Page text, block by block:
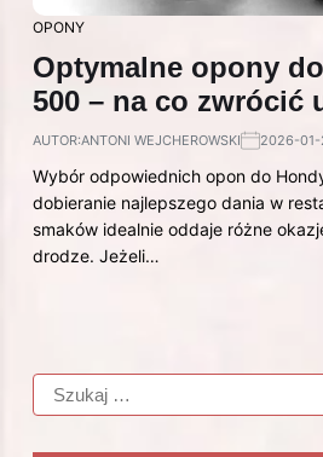
OPONY
Optymalne opony
500 – na co zwrócić
AUTOR:ANTONI WEJCHEROWSKI 2026-
Wybór odpowiednich opon do
dobieranie najlepszego dania w
smaków idealnie oddaje różne
drodze. Jeżeli…